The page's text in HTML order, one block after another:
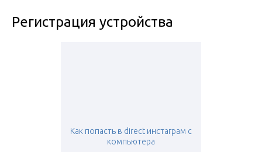
Регистрация устройства
Как попасть в direct инстаграм с
компьютера